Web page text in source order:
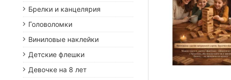
Брелки и канцелярия
Головоломки
Виниловые наклейки
Детские флешки
Девочке на 8 лет